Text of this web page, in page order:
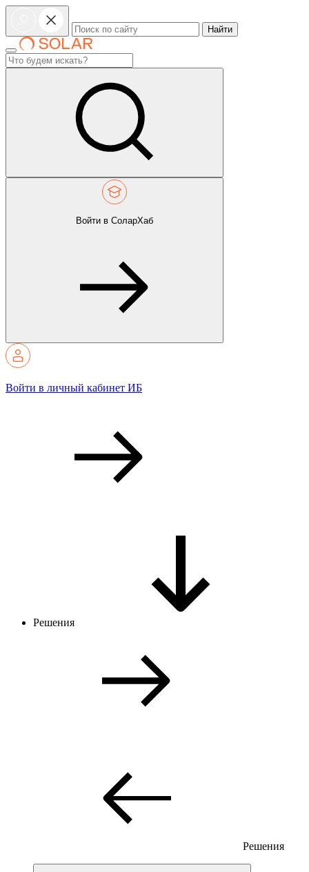
Найти
Войти в СоларХаб
Войти в личный кабинет ИБ
Решения
Решения